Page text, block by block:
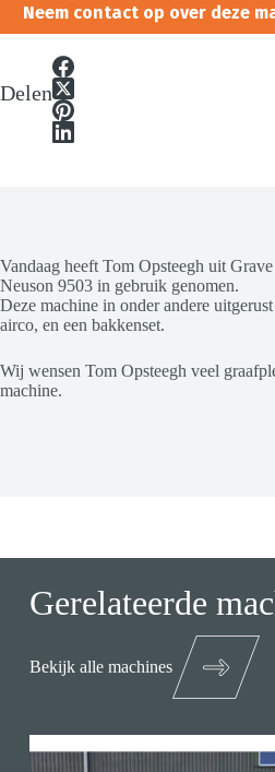
Neem contact op over deze
Delen
Vandaag heeft Tom Opsteegh uit
Neuson 9503 in gebruik genomen.
Deze machine in onder andere
airco, en een bakkenset.
Wij wensen Tom Opsteegh veel
machine.
Gerelateerde
Bekijk alle machines